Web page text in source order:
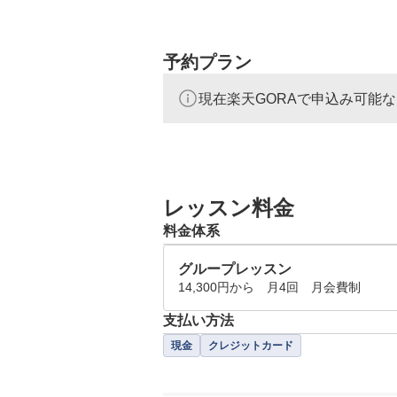
予約プラン
現在楽天GORAで申込み可能
レッスン料金
料金体系
グループレッスン
14,300円から　月4回　月会費制
支払い方法
現金 クレジットカード